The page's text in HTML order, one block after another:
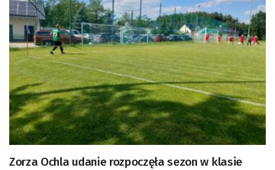
Zorza Ochla udanie rozpoczęła sezon w klasie